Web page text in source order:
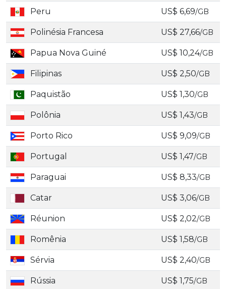
Peru US$ 6,69/GB
Polinésia Francesa US$ 27,66/GB
Papua Nova Guiné US$ 10,24/GB
Filipinas US$ 2,50/GB
Paquistão US$ 1,30/GB
Polônia US$ 1,43/GB
Porto Rico US$ 9,09/GB
Portugal US$ 1,47/GB
Paraguai US$ 8,33/GB
Catar US$ 3,06/GB
Réunion US$ 2,02/GB
Romênia US$ 1,58/GB
Sérvia US$ 2,40/GB
Rússia US$ 1,75/GB